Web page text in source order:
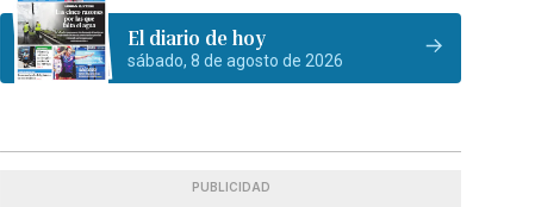
El diario de hoy
sábado, 8 de agosto de 2026
PUBLICIDAD